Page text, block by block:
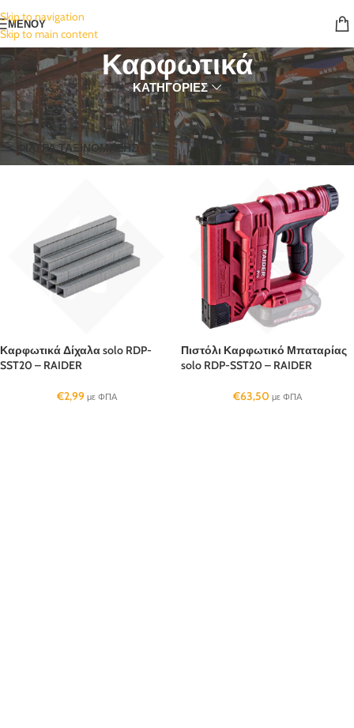
Skip to navigation
Skip to main content
ΜΕΝΟΥ
Καρφωτικά
ΚΑΤΗΓΟΡΙΕΣ
Αρχική σελίδα Εργαλεία Μπαταρίας
Καρφωτικά
Προβάλλονται όλα - 2 αποτελέσματα
ΦΙΛΤΡΑ ΤΑΞΙΝΟΜΗΣΗΣ
Filters
Καρφωτικά Δίχαλα solo RDP-
SST20 – RAIDER
€2,99 με ΦΠΑ
Πιστόλι Καρφωτικό Μπαταρίας
solo RDP-SST20 – RAIDER
€63,50 με ΦΠΑ